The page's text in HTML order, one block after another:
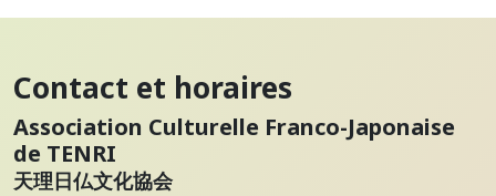
Contact et horaires
Association Culturelle Franco-Japonaise
de TENRI
天理日仏文化協会